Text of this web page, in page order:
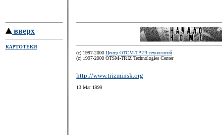
вверх
КАРТОТЕКИ
(c) 1997-2000 Центр ОТСМ-ТРИЗ технологий
(с) 1997-2000 OTSM-TRIZ Technologies Center
http://www.trizminsk.org
13 Mar 1999